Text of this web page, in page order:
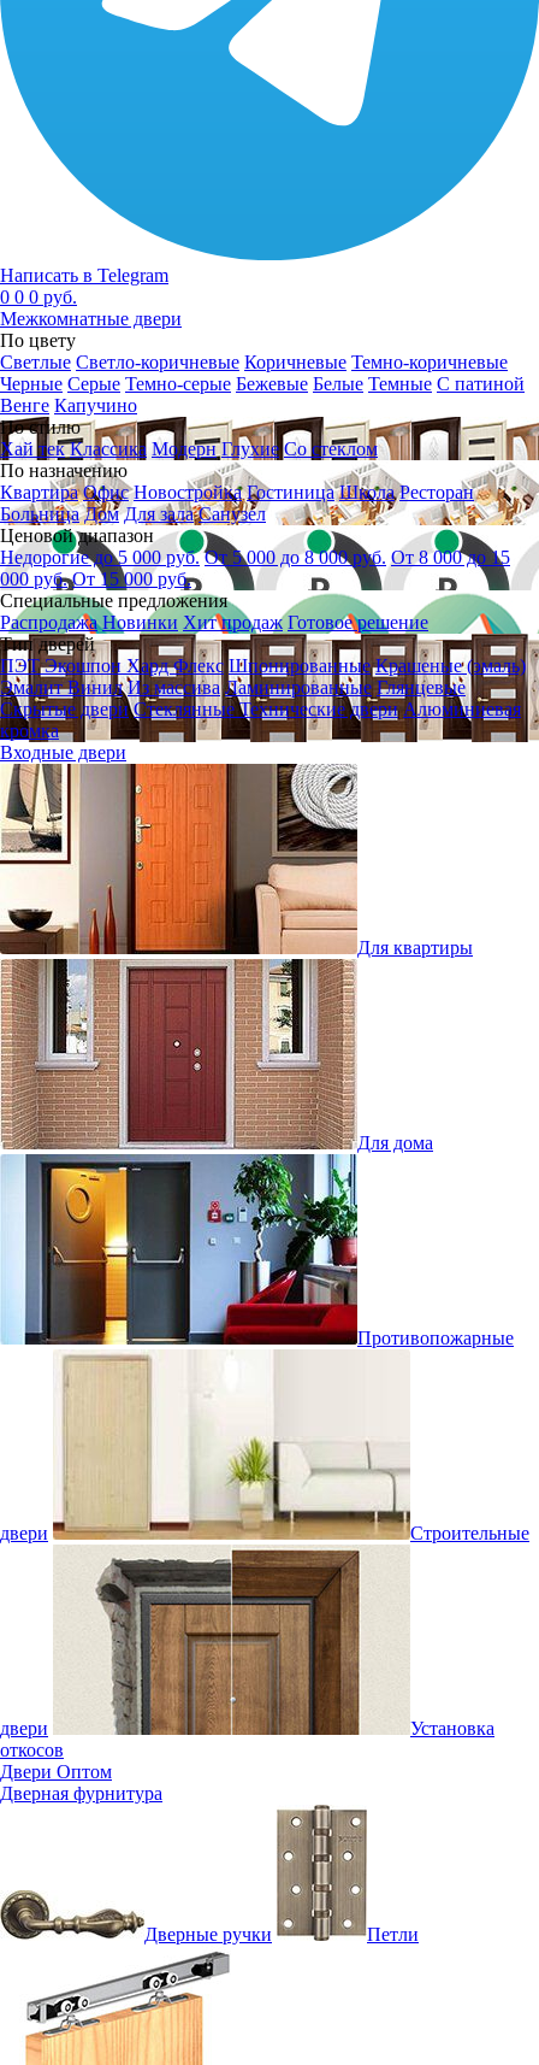
Написать в Telegram
0 0 0 руб.
Межкомнатные двери
По цвету
Светлые Светло-коричневые Коричневые Темно-коричневые
Черные Серые Темно-серые Бежевые Белые Темные С патиной
Венге Капучино
По стилю
Хай тек Классика Модерн Глухие Со стеклом
По назначению
Квартира Офис Новостройка Гостиница Школа Ресторан
Больница Дом Для зала Санузел
Ценовой диапазон
Недорогие до 5 000 руб. От 5 000 до 8 000 руб. От 8 000 до 15
000 руб. От 15 000 руб.
Специальные предложения
Распродажа Новинки Хит продаж Готовое решение
Тип дверей
ПЭТЭкошпон Хард Флекс Шпонированные Крашеные (эмаль)
ЭмалитВинил Из массива Ламинированные Глянцевые
Скрытые двери СтеклянныеТехнические двери Алюминиевая
кромка
Входные двери
Для квартиры
Для дома
Противопожарные
двери Строительные
двери
Установка
откосов
Двери Оптом
Дверная фурнитура
Дверные ручки Петли